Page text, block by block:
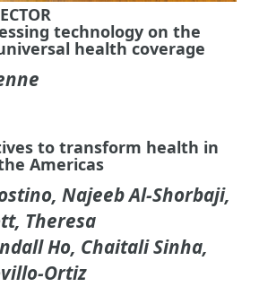
technology on the
health coverage
to transform health in
Americas
Najeeb Al-Shorbaji,
Theresa
Ho, Chaitali Sinha,
Ortiz